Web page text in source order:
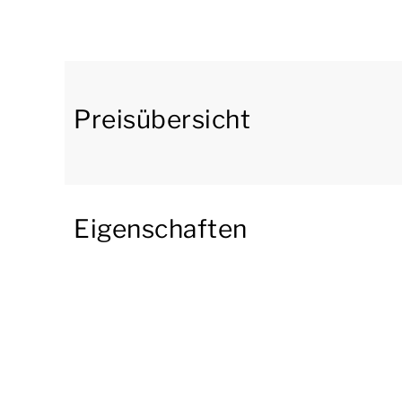
Das Wohnzimmer befindet sich in der ersten
mit integriertem Chromecast, einem Radio,
sich außerdem eine separate Toilette und eine
Preisübersicht
Eigenschaften